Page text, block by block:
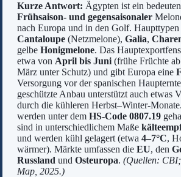
Kurze Antwort: Ägypten ist ein
Frühsaison- und gegensaisonaler
nach Europa und in den Golf. Haupttypen
Cantaloupe (Netzmelone), Galia,
gelbe Honigmelone. Das
etwa von April bis Juni (frühe Früchte
März unter Schutz) und gibt Europa eine
Versorgung vor der spanischen
geschützte Anbau unterstützt auch etwas
durch die kühleren Herbst–Winter-
werden unter dem HS-Code 0807.19
sind in unterschiedlichem Maße
und werden kühl gelagert (etwa 4–7°C,
wärmer). Märkte umfassen die EU, den
Russland und Osteuropa. (Quellen:
Map, 2025.)